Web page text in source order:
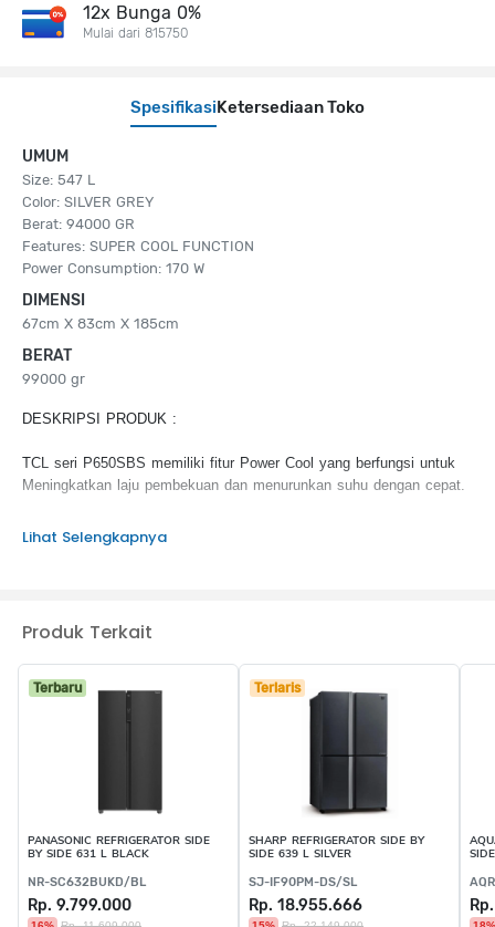
SpesifikasiKetersediaan Toko
UMUM
Size: 547 L
Color: SILVER GREY
Berat: 94000 GR
Features: SUPER COOL FUNCTION
Power Consumption: 170 W
DIMENSI
67cm X 83cm X 185cm
BERAT
99000 gr
DESKRIPSI PRODUK :
TCL seri P650SBS memiliki fitur Power Cool yang berfungsi untuk
Meningkatkan laju pembekuan dan menurunkan suhu dengan cepat.
KEUNGGULAN PRODUK :
Twist ice maker optional
Lihat Selengkapnya
12x Bunga 0%
Mulai dari 815750
Produk Terkait
Terbaru
PANASONIC REFRIGERATOR SIDE
BY SIDE 631 L BLACK
NR-SC632BUKD/BL
Rp. 9.799.000
Terlaris
SHARP REFRIGERATOR SIDE BY
SIDE 639 L SILVER
SJ-IF90PM-DS/SL
Rp. 18.955.666